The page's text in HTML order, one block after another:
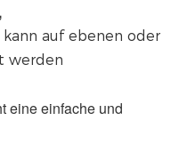
kann auf ebenen oder
werden
eine einfache und